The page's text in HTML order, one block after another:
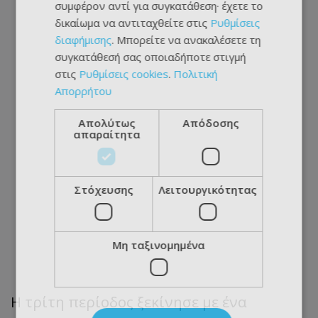
Η τρίτη περίοδος ξεκίνησε με ένα
συμφέρον αντί για συγκατάθεση· έχετε το
δικαίωμα να αντιταχθείτε στις Ρυθμίσεις
διαφήμισης. Μπορείτε να ανακαλέσετε τη
συγκατάθεσή σας οποιαδήποτε στιγμή
στις Ρυθμίσεις cookies. Πολιτική
Απορρήτου
Απολύτως
απαραίτητα
Απόδοσης
Στόχευσης Λειτουργικότητας
Μη ταξινομημένα